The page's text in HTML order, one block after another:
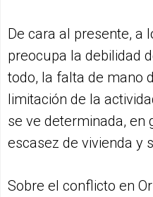
De cara al presente, a
preocupa la debilidad
todo, la falta de mano
limitación de la
se ve determinada, en
escasez de vivienda y
Sobre el conflicto en